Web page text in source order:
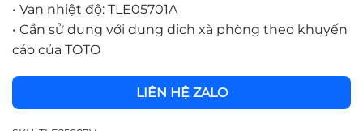
• Van nhiệt độ: TLE05701A
• Cần sử dụng với dung dịch xà phòng theo khuyến
cáo của TOTO
LIÊN HỆ ZALO